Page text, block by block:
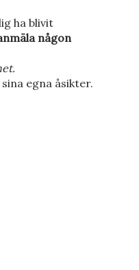
ha blivit
någon
egna åsikter.